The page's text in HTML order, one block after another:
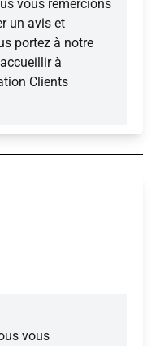
vous remercions
un avis et
portez à notre
à
Clients
vous